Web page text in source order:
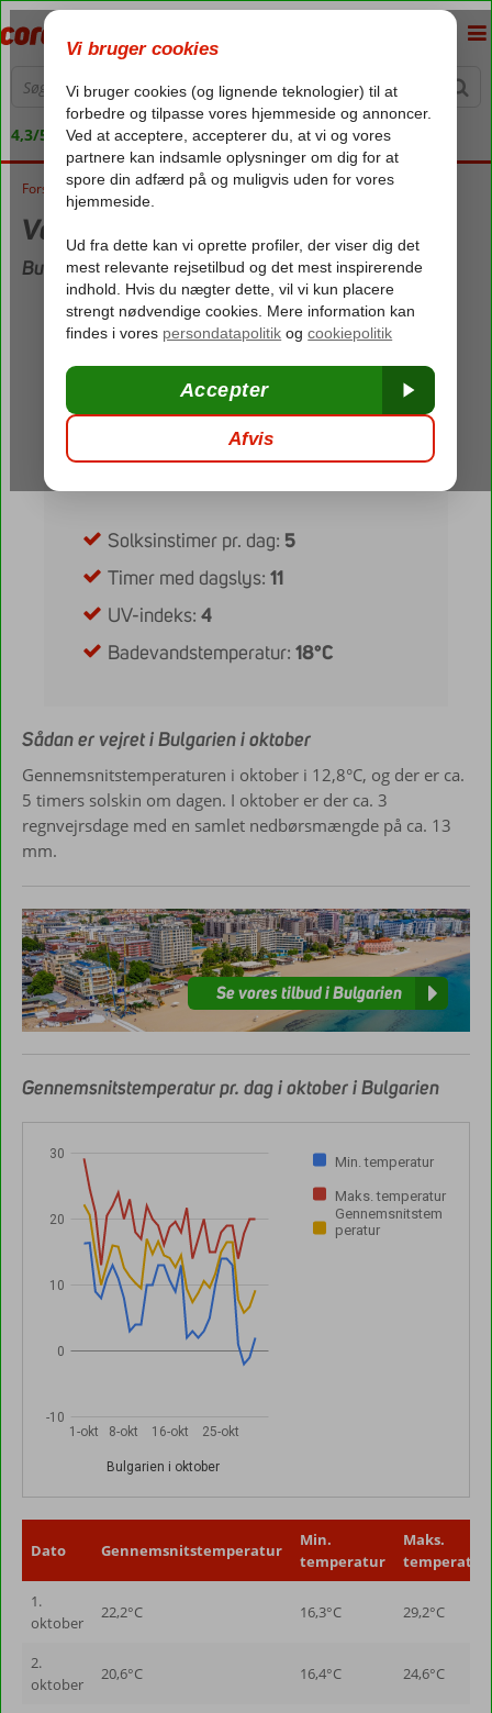
4,3/5 på Trustpilot
Forside Vejret i Bulgarien i oktober
Vejret i Bulgarien i oktober
Bulgarien i oktober
Min. temperatur (nat):
Regnvejrsdage:3
Nedbør:13 mm
Solksinstimer pr. dag: 5
Timer med dagslys:11
UV-indeks:4
Badevandstemperatur:18°C
Sådan er vejret i Bulgarien i oktober
Gennemsnitstemperaturen i oktober i 12,8°C, og der er ca.
5 timers solskin om dagen. I oktober er der ca. 3
regnvejrsdage med en samlet nedbørsmængde på ca. 13
mm.
Se vores tilbud i Bulgarien
Gennemsnitstemperatur pr. dag i oktober i Bulgarien
Min. temperatur
Maks. temperatur
Gennemsnitstem
peratur
1-okt 8-okt 16-okt 25-okt
Bulgarien i oktober
-10
0
10
20
30
Dato Gennemsnitstemperatur
Min.
temperatur
Maks.
temperatur
1.
oktober
22,2°C 16,3°C 29,2°C
2.
oktober
20,6°C 16,4°C 24,6°C